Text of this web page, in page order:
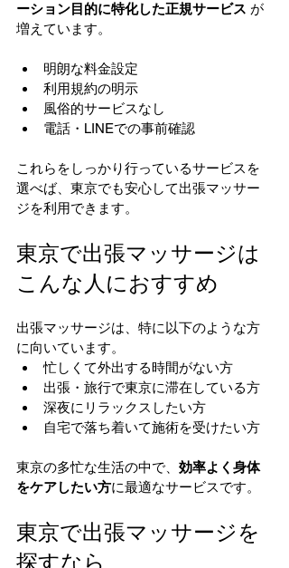
ーション目的に特化した正規サービス が
増えています。
明朗な料金設定
利用規約の明示
風俗的サービスなし
電話・LINEでの事前確認
これらをしっかり行っているサービスを
選べば、東京でも安心して出張マッサー
ジを利用できます。
東京で出張マッサージは
こんな人におすすめ
出張マッサージは、特に以下のような方
に向いています。
忙しくて外出する時間がない方
出張・旅行で東京に滞在している方
深夜にリラックスしたい方
自宅で落ち着いて施術を受けたい方
東京の多忙な生活の中で、 効率よく身体
をケアしたい方に最適なサービスです。
東京で出張マッサージを
探すなら